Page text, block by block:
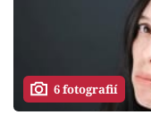
6 fotografií